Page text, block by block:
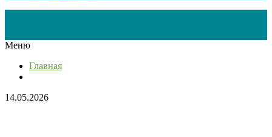
Меню
Главная
14.05.2026